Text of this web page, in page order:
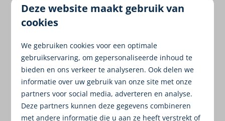
vermoeden heeft dat door de huurder van een
accommodatie in strijd met de wet en/of de
openbare orde en/of de goede zeden wordt
gehandeld, is het parkmanagement gemachtigd
zich toegang tot de accommodatie te verschaffen.
10. HUISDIEREN
10.1 Afhankelijk van de accommodatie worden
maximaal twee huisdieren van de huurder of
Deze website maakt gebruik van
cookies
We gebruiken cookies voor een optimale
gebruikservaring, om gepersonaliseerde inhoud te
bieden en ons verkeer te analyseren. Ook delen we
informatie over uw gebruik van onze site met onze
partners voor social media, adverteren en analyse.
Deze partners kunnen deze gegevens combineren
met andere informatie die u aan ze heeft verstrekt of